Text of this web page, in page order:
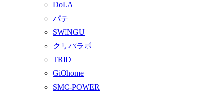
DoLA
パテ
SWINGU
クリパラボ
TRID
GiOhome
SMC-POWER